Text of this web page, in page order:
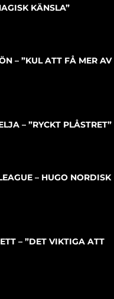
KÄNSLA”
– ”KUL ATT FÅ MER AV
– ”RYCKT PLÅSTRET”
– HUGO NORDISK
– ”DET VIKTIGA ATT